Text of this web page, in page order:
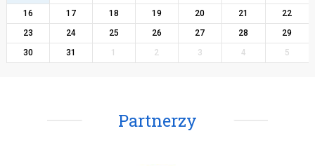
16
17 18 19 20 21
22
23
24 25 26 27 28
29
30
31 1 2 3 4 5
Partnerzy